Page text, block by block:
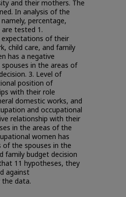
and their mothers. The
In analysis of the
percentage,
tested 1.
of their
child care, and family
has a negative
in the areas of
3. Level of
position of
with their role
domestic works, and
and occupational
relationship with their
in the areas of the
women has
the spouses in the
family budget decision
11 hypotheses, they
against
the data.